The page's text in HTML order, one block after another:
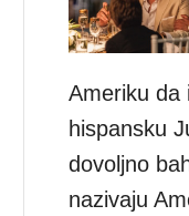
Ameriku da
hispansku
dovoljno
nazivaju